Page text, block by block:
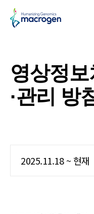
영상정
·관리 방
2025.11.18 ~ 현재